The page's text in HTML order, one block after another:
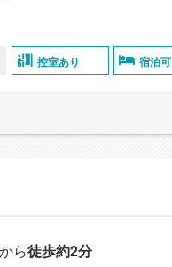
控室あり 宿泊可
から徒歩約2分